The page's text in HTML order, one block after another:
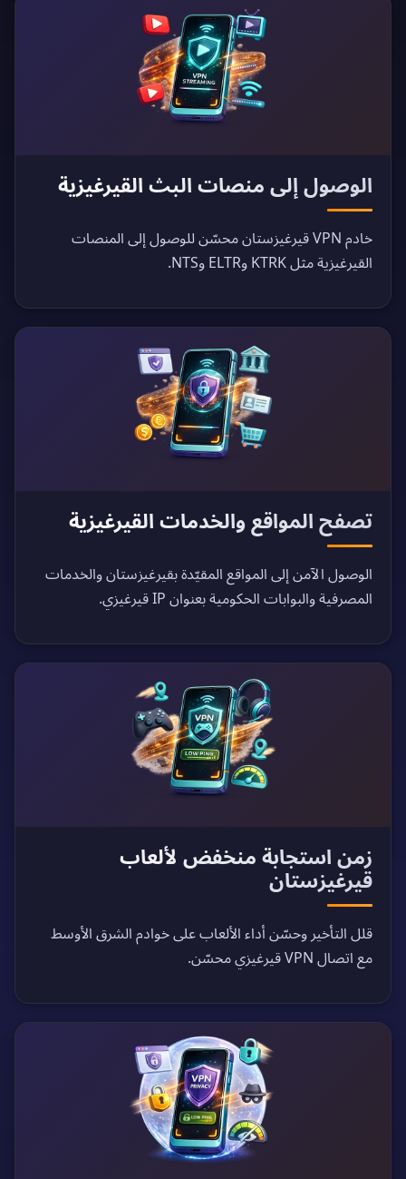
الوصول إلى منصات البث القيرغيزية
خادم VPN قيرغيزستان محسّن للوصول إلى المنصات
القيرغيزية مثل KTRK وELTR وNTS.
تصفح المواقع والخدمات القيرغيزية
الوصول الآمن إلى المواقع المقيّدة بقيرغيزستان والخدمات
المصرفية والبوابات الحكومية بعنوان IP قيرغيزي.
زمن استجابة منخفض لألعاب
قيرغيزستان
قلل التأخير وحسّن أداء الألعاب على خوادم الشرق الأوسط
مع اتصال VPN قيرغيزي محسّن.